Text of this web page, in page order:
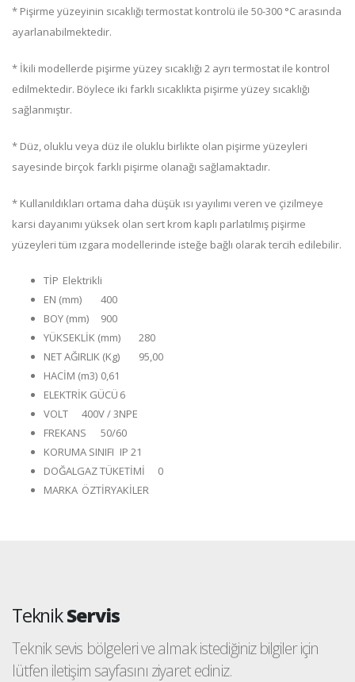
* Pişirme yüzeyinin sıcaklığı termostat kontrolü ile 50-300 °C arasında
ayarlanabilmektedir.
* İkili modellerde pişirme yüzey sıcaklığı 2 ayrı termostat ile kontrol
edilmektedir. Böylece iki farklı sıcaklıkta pişirme yüzey sıcaklığı
sağlanmıştır.
* Düz, oluklu veya düz ile oluklu birlikte olan pişirme yüzeyleri
sayesinde birçok farklı pişirme olanağı sağlamaktadır.
* Kullanıldıkları ortama daha düşük ısı yayılımı veren ve çizilmeye
karsi dayanımı yüksek olan sert krom kaplı parlatılmış pişirme
yüzeyleri tüm ızgara modellerinde isteğe bağlı olarak tercih edilebilir.
TİP Elektrikli
EN (mm)
400
BOY (mm)
900
YÜKSEKLİK (mm)
280
NET AĞIRLIK (Kg)
95,00
HACİM (m3) 0,61
ELEKTRİK GÜCÜ 6
VOLT
400V / 3NPE
FREKANS
50/60
KORUMA SINIFI IP 21
DOĞALGAZ TÜKETİMİ
0
MARKA ÖZTİRYAKİLER
TeknikServis
Teknik sevis bölgeleri ve almak istediğiniz bilgiler için
lütfen iletişim sayfasını ziyaret ediniz.